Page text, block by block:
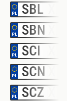
SBL
SBN
SCI
SCN
SCZ